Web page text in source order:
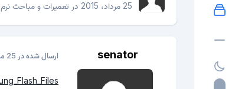
25 مرداد، 2015
در تعمیرات و مباحث نرم
senator ارسال شده در 25 مرداد، 2015